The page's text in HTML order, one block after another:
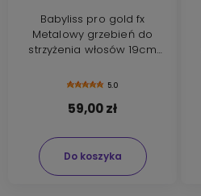
Babyliss pro gold fx
Metalowy grzebień do
strzyżenia włosów 19cm
5.0
59,00 zł
Do koszyka